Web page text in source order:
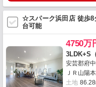
☆スパーク浜田店 徒歩
台可能
4750万
3LDK+S
安芸郡府
ＪＲ山陽
土地